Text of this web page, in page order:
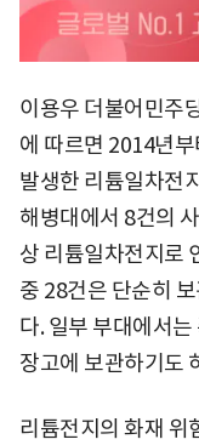
이용우 더불어민주
에 따르면 2014년
발생한 리튬일차전
해병대에서 8건의
상 리튬일차전지로
중 28건은 단순히
다. 일부 부대에서
장고에 보관하기도
리튬전지의 화재 위